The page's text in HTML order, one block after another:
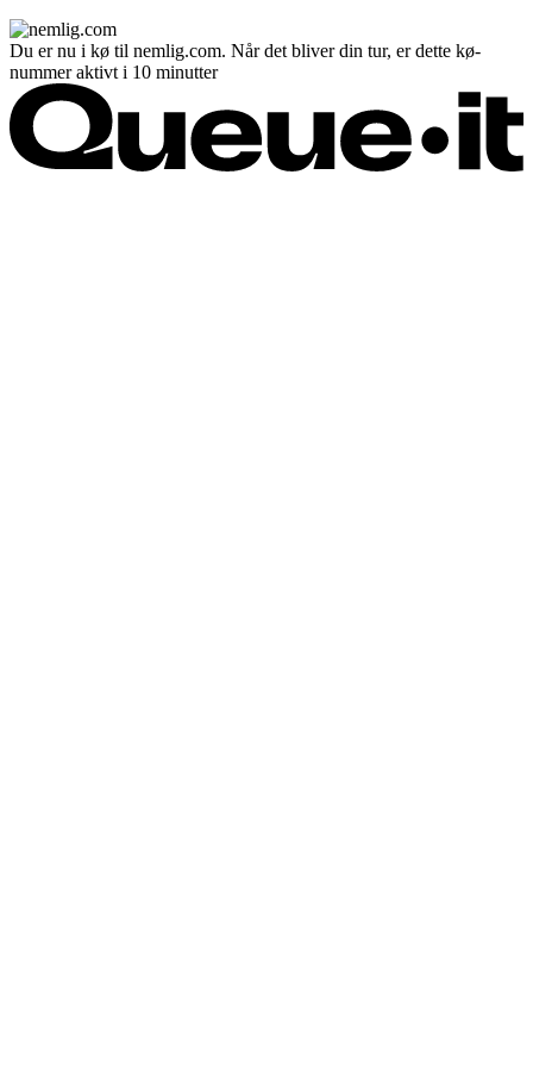
Du er nu i kø til nemlig.com. Når det bliver din tur, er dette kø-
nummer aktivt i 10 minutter